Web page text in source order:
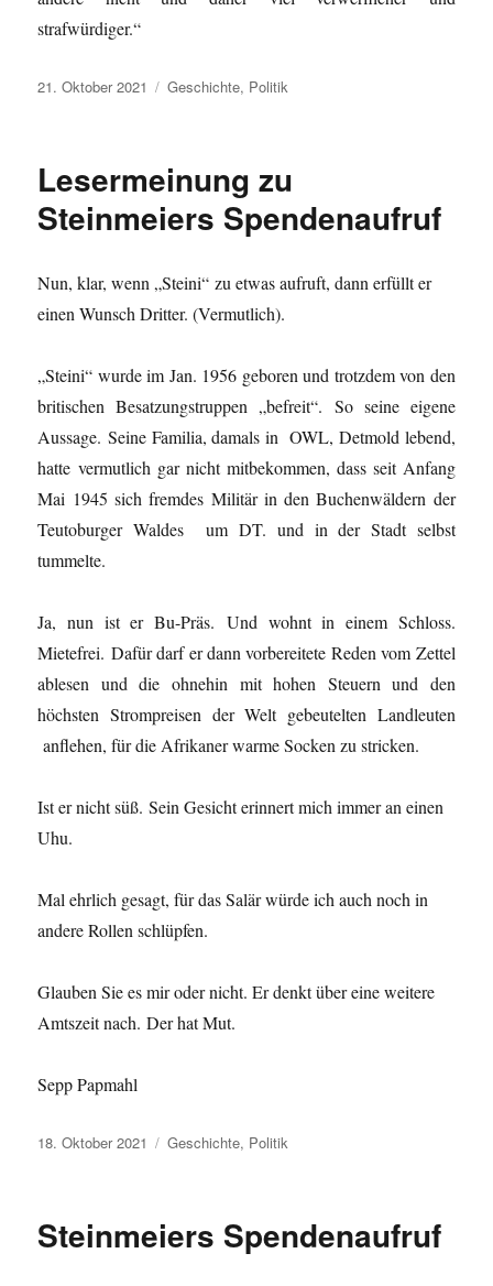
strafwürdiger.“
Veröffentlicht
21. Oktober 2021 Kategorien
Geschichte, Politik
Lesermeinung zu
Steinmeiers Spendenaufruf
Nun, klar, wenn „Steini“ zu etwas aufruft, dann erfüllt er
einen Wunsch Dritter. (Vermutlich).
„Steini“ wurde im Jan. 1956 geboren und trotzdem von den
britischen Besatzungstruppen „befreit“. So seine eigene
Aussage. Seine Familia, damals in OWL, Detmold lebend,
hatte vermutlich gar nicht mitbekommen, dass seit Anfang
Mai 1945 sich fremdes Militär in den Buchenwäldern der
Teutoburger Waldes um DT. und in der Stadt selbst
tummelte.
Ja, nun ist er Bu-Präs. Und wohnt in einem Schloss.
Mietefrei. Dafür darf er dann vorbereitete Reden vom Zettel
ablesen und die ohnehin mit hohen Steuern und den
höchsten Strompreisen der Welt gebeutelten Landleuten
anflehen, für die Afrikaner warme Socken zu stricken.
Ist er nicht süß. Sein Gesicht erinnert mich immer an einen
Uhu.
Mal ehrlich gesagt, für das Salär würde ich auch noch in
andere Rollen schlüpfen.
Glauben Sie es mir oder nicht. Er denkt über eine weitere
Amtszeit nach. Der hat Mut.
Sepp Papmahl
Veröffentlicht
18. Oktober 2021 Kategorien
Geschichte, Politik
Steinmeiers Spendenaufruf